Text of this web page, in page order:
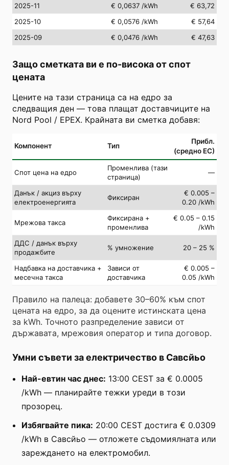
2025-11
€ 0,0637 /kWh
€ 63,72
2025-10
€ 0,0576 /kWh
€ 57,64
2025-09
€ 0,0476 /kWh € 47,63
Защо сметката ви е по-висока от спот
цената
Цените на тази страница са на едро за
следващия ден — това плащат доставчиците на
Nord Pool / EPEX. Крайната ви сметка добавя:
Компонент Тип
Прибл.
(средно ЕС)
Спот цена на едро
Променлива (тази
страница)
—
Данък / акциз върху
електроенергията
Фиксиран
€ 0.005 –
0.20 /kWh
Мрежова такса
Фиксирана +
променлива
€ 0.05 – 0.15
/kWh
ДДС / данък върху
продажбите
% умножение 20 – 25 %
Надбавка на доставчика +
месечна такса
Зависи от
доставчика
€ 0.005 –
0.05 /kWh
Правило на палеца: добавете 30–60% към спот
цената на едро, за да оцените истинската цена
за kWh. Точното разпределение зависи от
държавата, мрежовия оператор и типа договор.
Умни съвети за електричество в Савсйьо
Най-евтин час днес: 13:00 CEST за € 0.0005
/kWh — планирайте тежки уреди в този
прозорец.
Избягвайте пика: 20:00 CEST достига € 0.0309
/kWh в Савсйьо — отложете съдомиялната или
зареждането на електромобил.